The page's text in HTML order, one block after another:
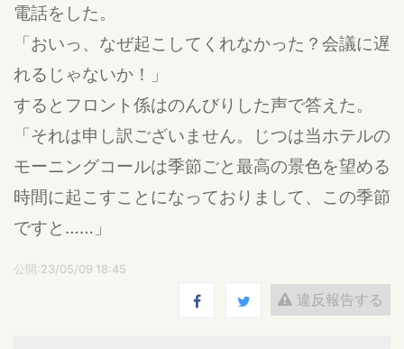
電話をした。
「おいっ、なぜ起こしてくれなかった？会議に遅
れるじゃないか！」
するとフロント係はのんびりした声で答えた。
「それは申し訳ございません。じつは当ホテルの
モーニングコールは季節ごと最高の景色を望める
時間に起こすことになっておりまして、この季節
ですと……」
公開:23/05/09 18:45
違反報告する